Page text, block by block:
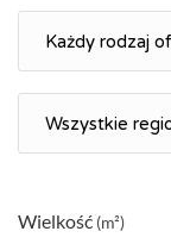
Wielkość (m²)